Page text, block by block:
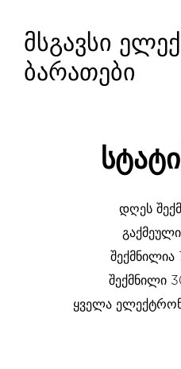
მსგავსი
ბარათები
დღეს
შექმნილი
ყველა